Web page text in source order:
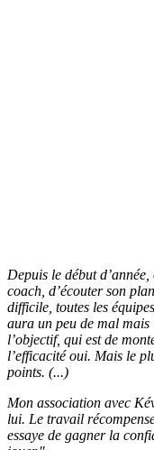
Depuis le début
coach, d’écouter son
difficile, toutes les
aura un peu de mal
l’objectif, qui est de
l’efficacité oui. Mais le
points. (...)
Mon association avec
lui. Le travail
essaye de gagner la